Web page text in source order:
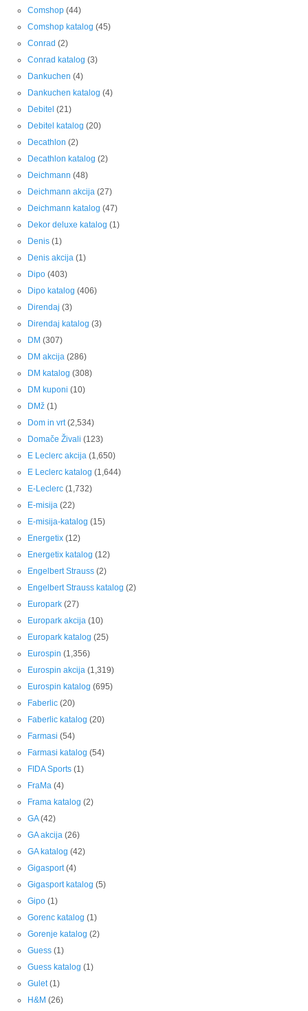
Comshop (44)
Comshop katalog (45)
Conrad (2)
Conrad katalog (3)
Dankuchen (4)
Dankuchen katalog (4)
Debitel (21)
Debitel katalog (20)
Decathlon (2)
Decathlon katalog (2)
Deichmann (48)
Deichmann akcija (27)
Deichmann katalog (47)
Dekor deluxe katalog (1)
Denis (1)
Denis akcija (1)
Dipo (403)
Dipo katalog (406)
Direndaj (3)
Direndaj katalog (3)
DM (307)
DM akcija (286)
DM katalog (308)
DM kuponi (10)
DMž (1)
Dom in vrt(2,534)
Domače Živali (123)
E Leclerc akcija (1,650)
E Leclerc katalog (1,644)
E-Leclerc (1,732)
E-misija (22)
E-misija-katalog (15)
Energetix (12)
Energetix katalog (12)
Engelbert Strauss (2)
Engelbert Strauss katalog (2)
Europark (27)
Europark akcija (10)
Europark katalog (25)
Eurospin (1,356)
Eurospin akcija (1,319)
Eurospin katalog (695)
Faberlic (20)
Faberlic katalog (20)
Farmasi (54)
Farmasi katalog (54)
FIDA Sports (1)
FraMa (4)
Frama katalog (2)
GA(42)
GA akcija (26)
GA katalog (42)
Gigasport(4)
Gigasport katalog (5)
Gipo (1)
Gorenc katalog (1)
Gorenje katalog (2)
Guess (1)
Guess katalog (1)
Gulet(1)
H&M (26)